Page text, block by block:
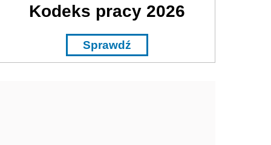
Kodeks pracy 2026
Sprawdź